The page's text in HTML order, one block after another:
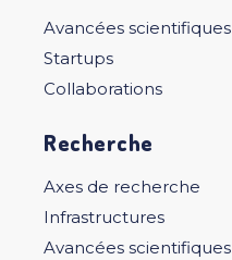
Avancées scientifiques
Startups
Collaborations
Recherche
Axes de recherche
Infrastructures
Avancées scientifiques